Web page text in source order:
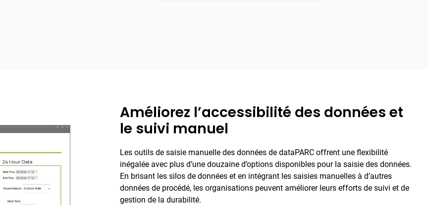
Améliorez l’accessibilité des données et
le suivi manuel
Les outils de saisie manuelle des données de dataPARC offrent une flexibilité
inégalée avec plus d’une douzaine d’options disponibles pour la saisie des données.
En brisant les silos de données et en intégrant les saisies manuelles à d’autres
données de procédé, les organisations peuvent améliorer leurs efforts de suivi et de
gestion de la durabilité.